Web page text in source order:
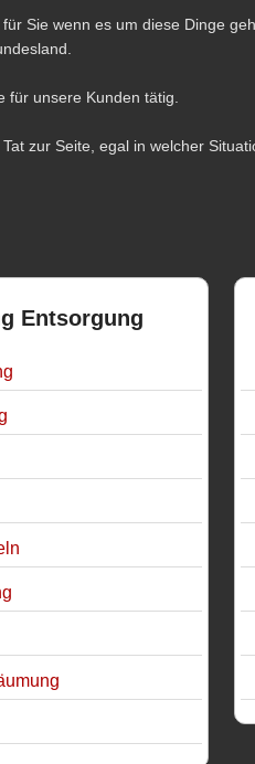
Sie wenn es um diese Dinge
für unsere Kunden tätig.
zur Seite, egal in welcher
Entsorgung